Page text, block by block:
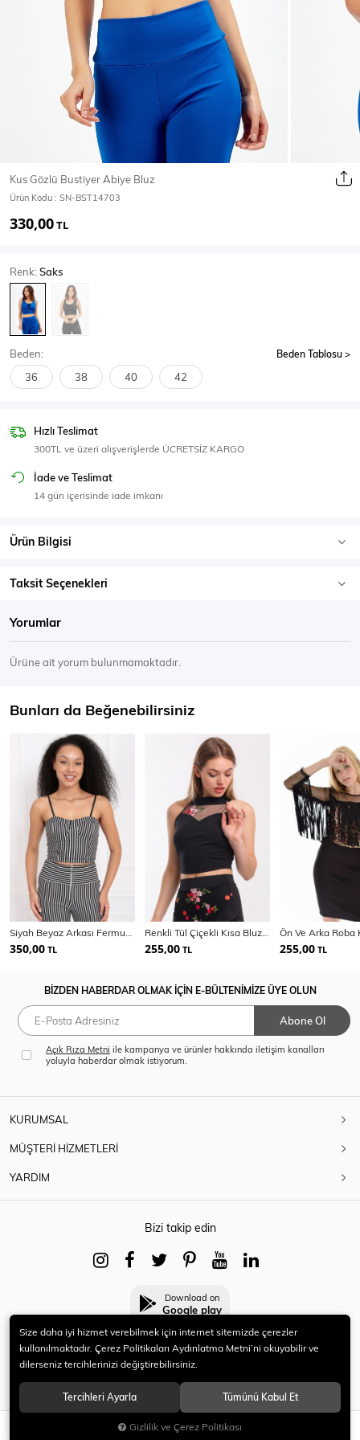
Mont & Kaban Yağmurluk
T-SHİRT & BLUZ
T-Shirt
Body
SPOR GİYİM
Eşofman Üstü
Kus Gözlü Bustiyer Abiye Bluz
Ürün Kodu : SN-BST14703
330,00TL
Renk:Saks
Beden: Beden Tablosu
36 38 40 42
SEPETE EKLE
Hızlı Teslimat
300TL ve üzeri alışverişlerde ÜCRETSİZ KARGO
İade ve Teslimat
14 gün içerisinde iade imkanı
Ürün Bilgisi
Taksit Seçenekleri
Yorumlar
Ürüne ait yorum bulunmamaktadır.
Bunları da Beğenebilirsiniz
350,00 TL 255,00 TL 255,00 TL
BİZDEN HABERDAR OLMAK İÇİN E-BÜLTENİMİZE ÜYE OLUN
Abone Ol
Açık Rıza Metni ile kampanya ve ürünler hakkında iletişim kanalları
yoluyla haberdar olmak istiyorum.
KURUMSAL
MÜŞTERİ HİZMETLERİ
YARDIM
Bizi takip edin
Download on
Google play
© 2021 HERYENİ. Tüm hakları saklıdır.
Size daha iyi hizmet verebilmek için internet sitemizde çerezler
kullanılmaktadır. Çerez Politikaları Aydınlatma Metni’ni okuyabilir ve
dilerseniz tercihlerinizi değiştirebilirsiniz.
Tercihleri Ayarla Tümünü Kabul Et
Gizlilik ve Çerez Politikası